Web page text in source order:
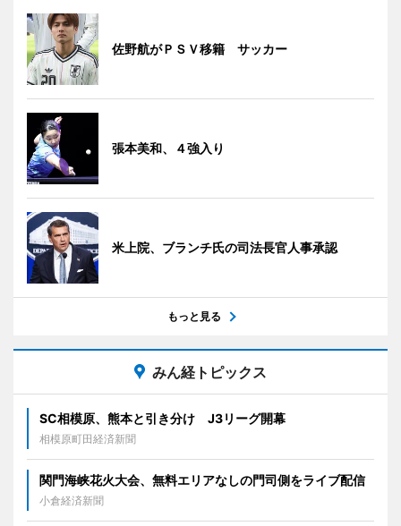
佐野航がＰＳＶ移籍 サッカー
張本美和、４強入り
米上院、ブランチ氏の司法長官人事承認
もっと見る
みん経トピックス
SC相模原、熊本と引き分け J3リーグ開幕
相模原町田経済新聞
関門海峡花火大会、無料エリアなしの門司側をライブ配信
小倉経済新聞